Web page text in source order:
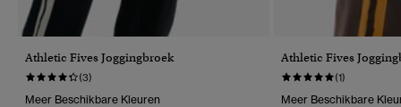
Athletic Fives Joggingbroek
(3)
Meer Beschikbare Kleuren
Athletic Fives
(1)
Meer Beschikbare